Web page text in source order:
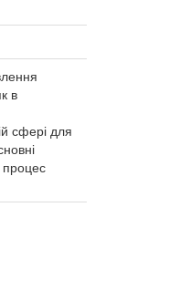
в
сфері для
процес